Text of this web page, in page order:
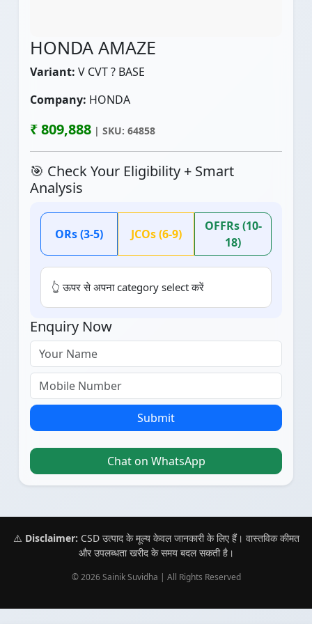
HONDA AMAZE
Variant: V CVT ? BASE
Company: HONDA
₹ 809,888 | SKU: 64858
🎯 Check Your Eligibility + Smart
Analysis
ORs (3-5) JCOs (6-9)
OFFRs (10-
18)
👆 ऊपर से अपना category select करें
Enquiry Now
Submit
Chat on WhatsApp
⚠️ Disclaimer: CSD उत्पाद के मूल्य केवल जानकारी के लिए हैं। वास्तविक कीमत
और उपलब्धता खरीद के समय बदल सकती है।
© 2026 Sainik Suvidha | All Rights Reserved